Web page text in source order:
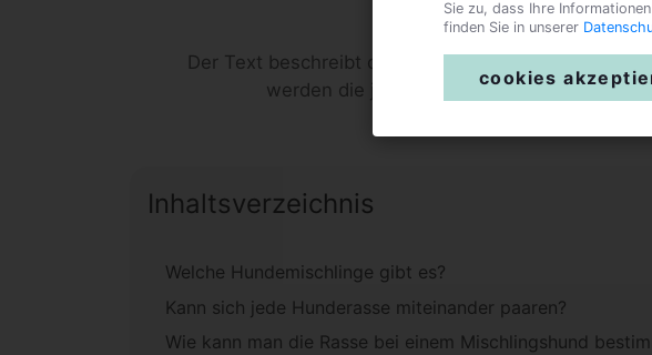
Der Text beschreibt die wesentlichen Eigenschaften
werden die jeweiligen Vor- und Nachteile
Inhaltsverzeichnis
Welche Hundemischlinge gibt es?
Kann sich jede Hunderasse miteinander paaren?
Wie kann man die Rasse bei einem Mischlingshund
Sie zu, dass Ihre
finden Sie in unserer
cookies